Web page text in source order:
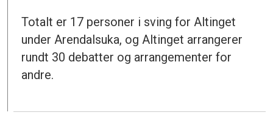
Totalt er 17 personer i sving for Altinget
under Arendalsuka, og Altinget arrangerer
rundt 30 debatter og arrangementer for
andre.